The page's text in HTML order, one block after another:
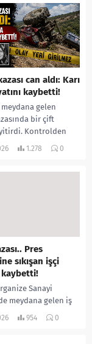
edilen...
can aldı: Karı
kaybetti!
meydana gelen
bir çift
yitirdi. Kontrolden
traktörün
1.278 0
Pres
sıkışan işçi
kaybetti!
Sanayi
meydana gelen iş
pres makinesine
954 0